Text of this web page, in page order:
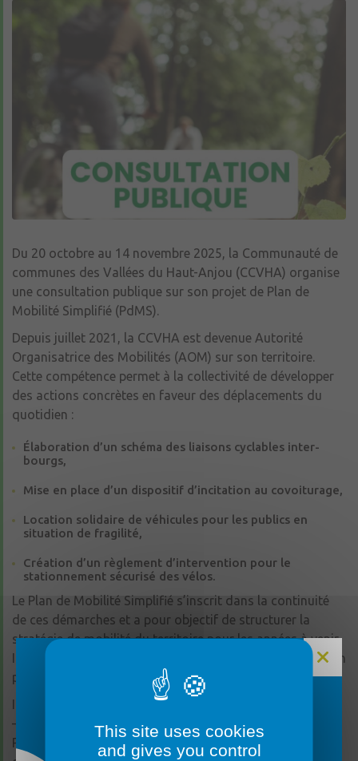
Du 20 octobre au 14 novembre 2025, la Communauté de
communes des Vallées du Haut-Anjou (CCVHA) organise
une consultation publique sur son projet de Plan de
Mobilité Simplifié (PdMS).
Depuis juillet 2021, la CCVHA est devenue Autorité
Organisatrice des Mobilités (AOM) sur son territoire.
Cette compétence permet à la collectivité de développer
des actions concrètes en faveur des déplacements du
quotidien :
Élaboration d’un schéma des liaisons cyclables inter-
bourgs,
Mise en place d’un dispositif d’incitation au covoiturage,
Location solidaire de véhicules pour les publics en
situation de fragilité,
Création d’un règlement d’intervention pour le
stationnement sécurisé des vélos.
Le Plan de Mobilité Simplifié s’inscrit dans la continuité
de ces démarches et a pour objectif de structurer la
stratégie de mobilité du territoire pour les années à venir.
Il s’articule autour d’un diagnostic, d’une stratégie et d’un
programme d’actions concrètes.
Il est possible de faire vos observations :
– par courrier postal adressé à l’attention de Monsieur le
Président de la Communauté de communes des Vallées
This site uses cookies
and gives you control